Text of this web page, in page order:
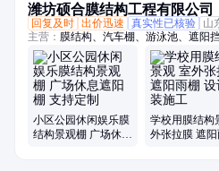
潍坊硕合膜结构工程有限公司
回复及时 出价迅速 真实性已核验
山
主营： 膜结构、汽车棚、游泳池、遮阳
电桩、景观棚、车棚安装、遮阳雨棚、
车棚雨棚、车棚施工、遮阳雨篷、电动
定制、户外车棚、遮阳车棚、车棚订做
小区公园休闲娱乐膜
结构景观棚 广场休息
学校用膜结构
外张拉膜 遮阳